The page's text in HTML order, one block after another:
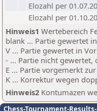
Elozahl per
Elozahl per
Hinweis1 Wertebereich
blank ... Partie gewertet
V ... Partie gewertet in
- ... Partie nicht gewertet,
E ... Partie vorgemerkt
K ... Korrektur wegen
Hinweis2 Kontumazen
Chess-Tournament-